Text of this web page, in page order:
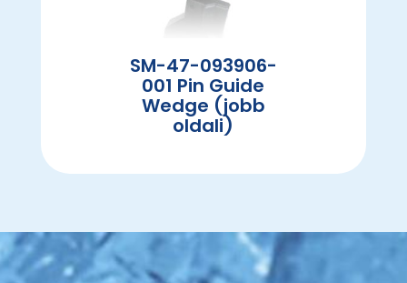
SM-47-093906-
001 Pin Guide
Wedge (jobb
oldali)